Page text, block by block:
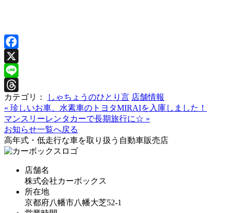
Facebook
X
Line
Threads
カテゴリ： しゃちょうのひとり言 店舗情報
« 珍しいお車、水素車のトヨタMIRAIを入庫しました！
マンスリーレンタカーで長期旅行に☆ »
お知らせ一覧へ戻る
高年式・低走行な車を取り扱う自動車販売店
店舗名
株式会社カーボックス
所在地
京都府八幡市八幡大芝52-1